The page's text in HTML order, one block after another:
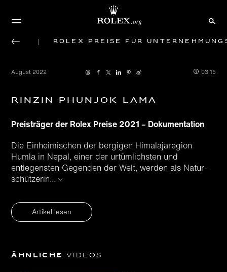
Rolex Preise für
August 2022 03:15
Rinzin Phunjok Lama
Preisträger der Rolex Preise 2021 – Dokumentation
Die Einheimischen der bergigen Himalaja­region
Humla in Nepal, einer der urtümlichsten und
entlegensten Gegenden der Welt, werden als Natur­
schützerin...
Artikel lesen
Ähnliche Videos